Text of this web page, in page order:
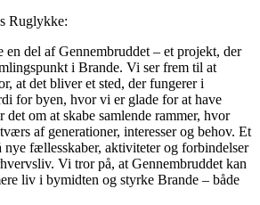
Ruglykke:
del af Gennembruddet – et projekt, der
i Brande. Vi ser frem til at
at det bliver et sted, der fungerer i
for byen, hvor vi er glade for at have
om at skabe samlende rammer, hvor
af generationer, interesser og behov. Et
nye fællesskaber, aktiviteter og forbindelser
Vi tror på, at Gennembruddet kan
liv i bymidten og styrke Brande – både